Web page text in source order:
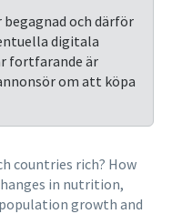
och därför
digitala
fortfarande är
om att köpa
countries rich? How
in nutrition,
growth and